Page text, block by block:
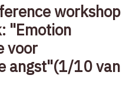
workshop
"Emotion
voor
angst"(1/10 van